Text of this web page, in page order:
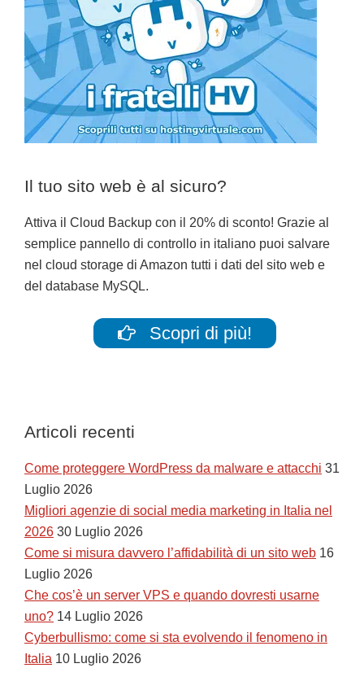
Il tuo sito web è al sicuro?
Attiva il Cloud Backup con il 20% di sconto! Grazie al
semplice pannello di controllo in italiano puoi salvare
nel cloud storage di Amazon tutti i dati del sito web e
del database MySQL.
Scopri di più!
Articoli recenti
Come proteggere WordPress da malware e attacchi 31
Luglio 2026
Migliori agenzie di social media marketing in Italia nel
2026 30 Luglio 2026
Come si misura davvero l’affidabilità di un sito web 16
Luglio 2026
Che cos’è un server VPS e quando dovresti usarne
uno? 14 Luglio 2026
Cyberbullismo: come si sta evolvendo il fenomeno in
Italia 10 Luglio 2026